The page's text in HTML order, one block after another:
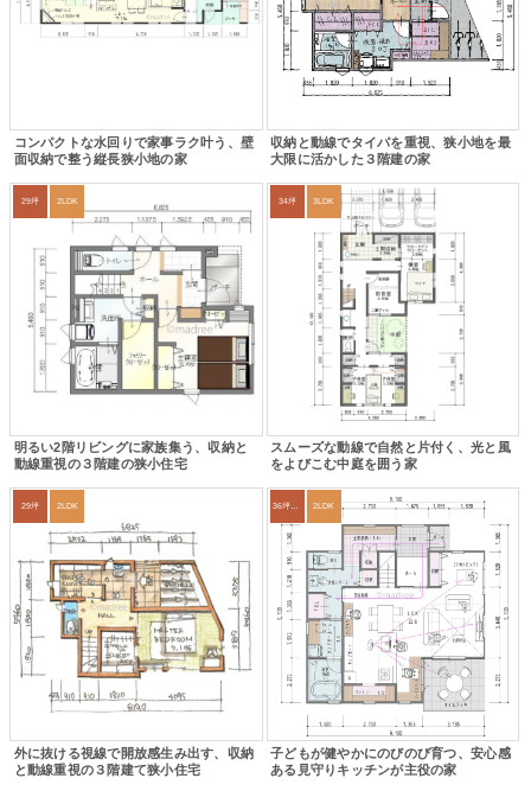
コンパクトな水回りで家事ラク叶う、壁
面収納で整う縦長狭小地の家
収納と動線でタイパを重視、狭小地を最
大限に活かした３階建の家
29坪 2LDK
明るい2階リビングに家族集う、収納と
動線重視の３階建の狭小住宅
34坪 3LDK
スムーズな動線で自然と片付く、光と風
をよびこむ中庭を囲う家
29坪 2LDK
外に抜ける視線で開放感生み出す、収納
と動線重視の３階建て狭小住宅
36坪～39坪 2LDK
子どもが健やかにのびのび育つ、安心感
ある見守りキッチンが主役の家